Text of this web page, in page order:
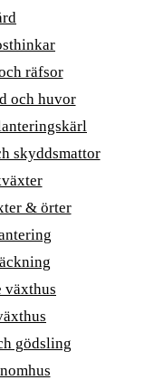
räfsor
och huvor
skyddsmattor
& örter
växthus
gödsling